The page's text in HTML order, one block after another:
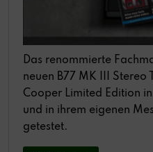
Das renommierte
neuen B77 MK III Stereo
Cooper Limited Edition
und in ihrem eigenen
getestet.